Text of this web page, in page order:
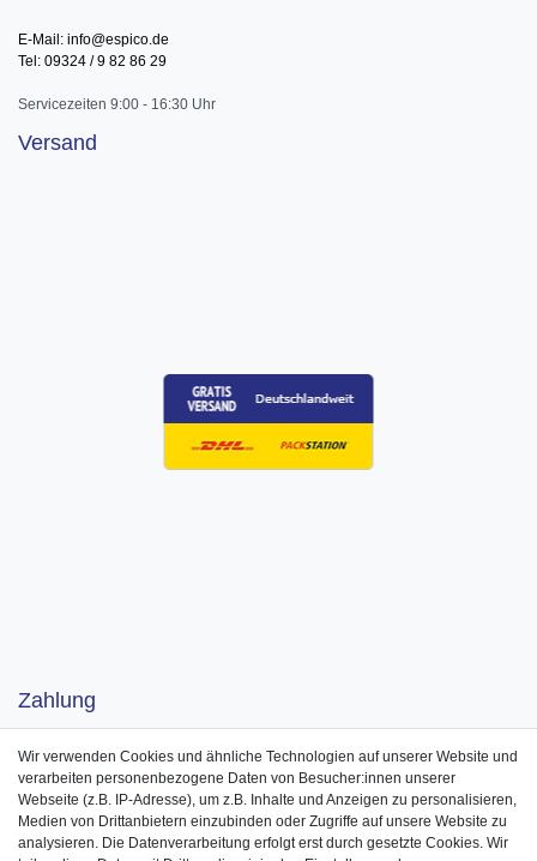
E-Mail: info@espico.de
Tel: 09324 / 9 82 86 29
Servicezeiten 9:00 - 16:30 Uhr
Versand
Zahlung
Wir verwenden Cookies und ähnliche Technologien auf unserer Website und
verarbeiten personenbezogene Daten von Besucher:innen unserer
Webseite (z.B. IP-Adresse), um z.B. Inhalte und Anzeigen zu personalisieren,
Medien von Drittanbietern einzubinden oder Zugriffe auf unsere Website zu
analysieren. Die Datenverarbeitung erfolgt erst durch gesetzte Cookies. Wir